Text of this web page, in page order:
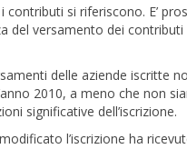
contributi si riferiscono. E’
del versamento dei contributi
delle aziende iscritte
2010, a meno che non
significative dell’iscrizione.
l’iscrizione ha